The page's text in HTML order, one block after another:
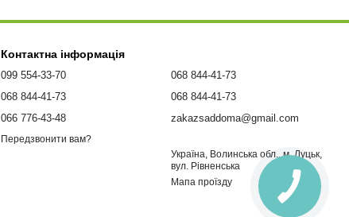
Контактна інформація
099 554-33-70
068 844-41-73
066 776-43-48
Передзвонити вам?
068 844-41-73
068 844-41-73
zakazsaddoma@gmail.com
Україна, Волинська обл., м. Луцьк,
вул. Рівненська
Мапа проїзду